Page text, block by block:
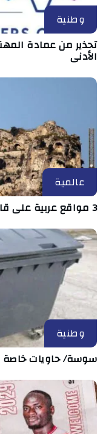
وطنية
تحذير من عمادة
الأدنى
عالمية
3 مواقع عربية على قائمة التراث العالمي المهدد بالخطر
وطنية
سوسة/ حاويات خاصة